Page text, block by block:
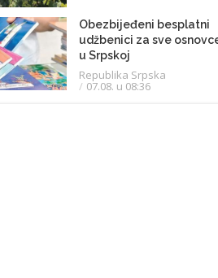
Obezbijeđeni besplatni
udžbenici za sve
u Srpskoj
Republika Srpska
07.08. u 08:36